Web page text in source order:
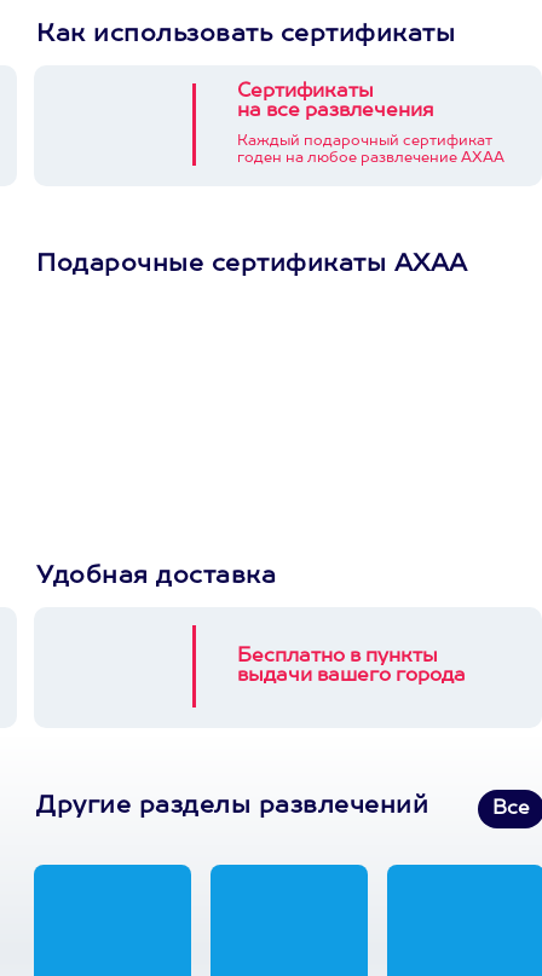
Как использовать сертификаты
Сертификаты
на все развлечения
Каждый подарочный сертификат
годен на любое развлечение АХАА
Подарочные сертификаты АХАА
Удобная доставка
Бесплатно в пункты
выдачи вашего города
Другие разделы развлечений Все